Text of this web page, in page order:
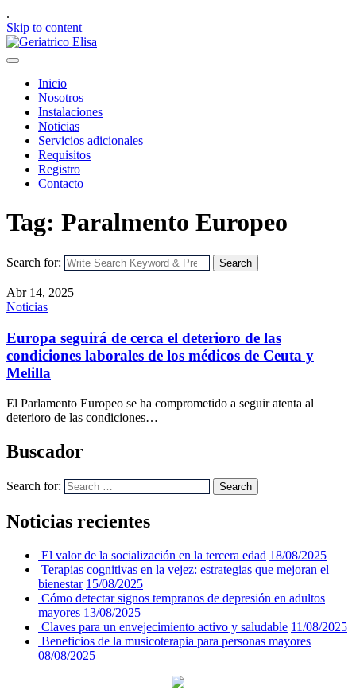
.
Skip to content
Inicio
Nosotros
Instalaciones
Noticias
Servicios adicionales
Requisitos
Registro
Contacto
Tag: Paralmento Europeo
Search for: Search
Abr 14, 2025
Noticias
Europa seguirá de cerca el deterioro de las
condiciones laborales de los médicos de Ceuta y
Melilla
El Parlamento Europeo se ha comprometido a seguir atenta al
deterioro de las condiciones…
Buscador
Search for: Search
Noticias recientes
El valor de la socialización en la tercera edad 18/08/2025
Terapias cognitivas en la vejez: estrategias que mejoran el
bienestar 15/08/2025
Cómo detectar signos tempranos de depresión en adultos
mayores 13/08/2025
Claves para un envejecimiento activo y saludable 11/08/2025
Beneficios de la musicoterapia para personas mayores
08/08/2025